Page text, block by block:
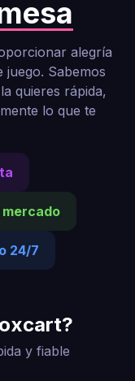
alegría
juego. Sabemos
quieres rápida,
lo que te
24/7
y fiable